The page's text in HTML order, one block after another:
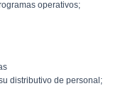
operativos;
distributivo de personal;